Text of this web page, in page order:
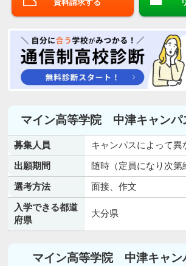
資料請求する
マイン高等学院 中津キャンパ
募集人員
キャンパスによって異
出願期間
随時（定員になり次第
選考方法
面接、作文
入学できる都道
府県
大分県
マイン高等学院 中津キャン